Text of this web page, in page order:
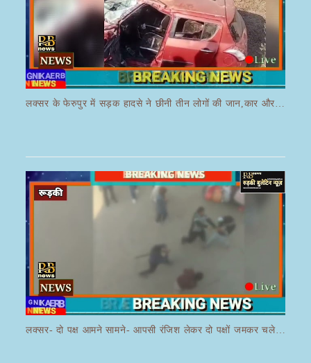
लक्सर के फेरुपुर में सड़क हादसे ने छीनी तीन लोगों की जान,कार और ई रिक्शा की भयानक हुई टक्कर
लक्सर- दो पक्ष आमने सामने- आपसी रंजिश लेकर दो पक्षों जमकर चले लाठी डंडे का वीडियो जमकर हो रहा वायरल